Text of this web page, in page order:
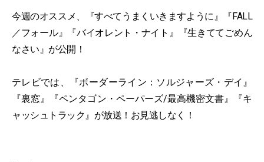
今週のオススメ、『すべてうまくいきますように』『FALL
／フォール』『バイオレント・ナイト』『生きててごめん
なさい』が公開！
テレビでは、『ボーダーライン：ソルジャーズ・デイ』
『裏窓』『ペンタゴン・ペーパーズ/最高機密文書』『キ
ャッシュトラック』が放送！お見逃しなく！